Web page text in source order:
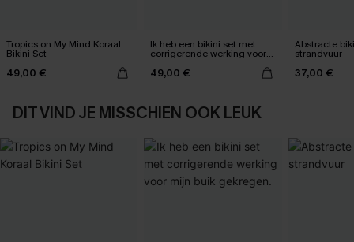
Tropics on My Mind Koraal
Bikini Set
49,00 €
Ik heb een bikini set met
corrigerende werking voor
49,00 €
Abstracte
strandvuur
37,00 €
DIT VIND JE MISSCHIEN OOK LEUK